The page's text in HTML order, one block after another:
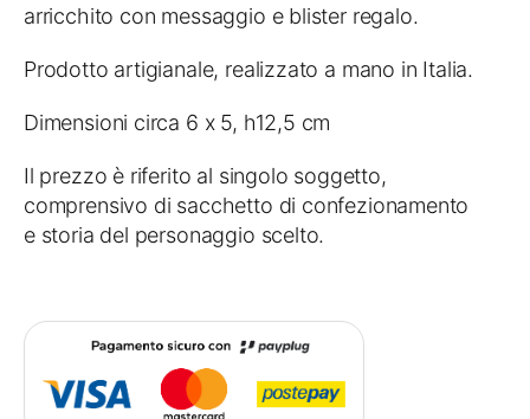
arricchito con messaggio e blister regalo.
Prodotto artigianale, realizzato a mano in Italia.
Dimensioni circa 6 x 5, h12,5 cm
Il prezzo è riferito al singolo soggetto,
comprensivo di sacchetto di confezionamento
e storia del personaggio scelto.